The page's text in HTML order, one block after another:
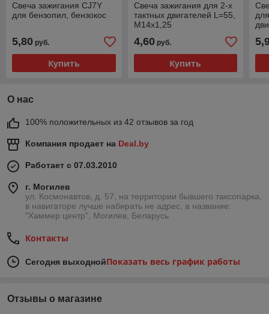
Свеча зажигания CJ7Y
для бензопил, бензокос
5,80 руб.
Купить
Свеча зажигания для 2-х
тактных двигателей L=55,
M14х1,25
4,60руб.
Купить
О нас
100% положительных из 42 отзывов за год
Компания продает на Deal.by
Работает с 07.03.2010
г. Могилев
ул. Космонавтов, д. 57, на территории бывшего таксопарка,
в навигаторе лучше набирать не адрес, а название:
"Хаммер центр", Могилев, Беларусь
Контакты
Сегодня выходнойПоказать весь график работы
Отзывы о магазине